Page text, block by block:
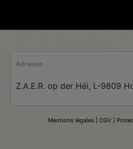
Adresse:
Z.A.E.R. op der Héi, L-9809
Mentions légales | CGV |